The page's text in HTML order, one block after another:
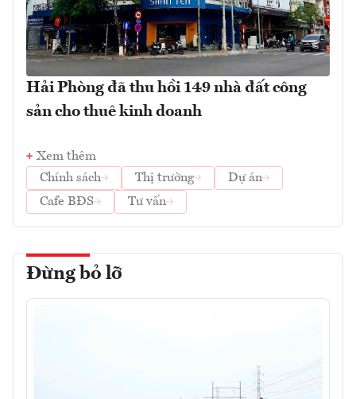
Hải Phòng đã thu hồi 149 nhà đất công
sản cho thuê kinh doanh
Xem thêm
Chính sách
Thị trường
Dự án
Cafe BĐS
Tư vấn
Đừng bỏ lỡ